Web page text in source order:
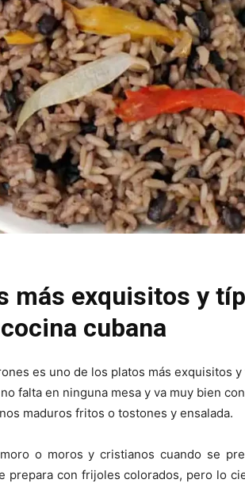
más exquisitos y
cocina cubana
es uno de los platos más exquisitos
falta en ninguna mesa y va muy bien
maduros fritos o tostones y ensalada.
o moros y cristianos cuando se
prepara con frijoles colorados, pero lo